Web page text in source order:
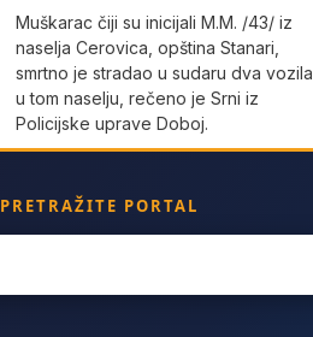
Muškarac čiji su inicijali M.M. /43/ iz
naselja Cerovica, opština Stanari,
smrtno je stradao u sudaru dva vozila
u tom naselju, rečeno je Srni iz
Policijske uprave Doboj.
PRETRAŽITE PORTAL